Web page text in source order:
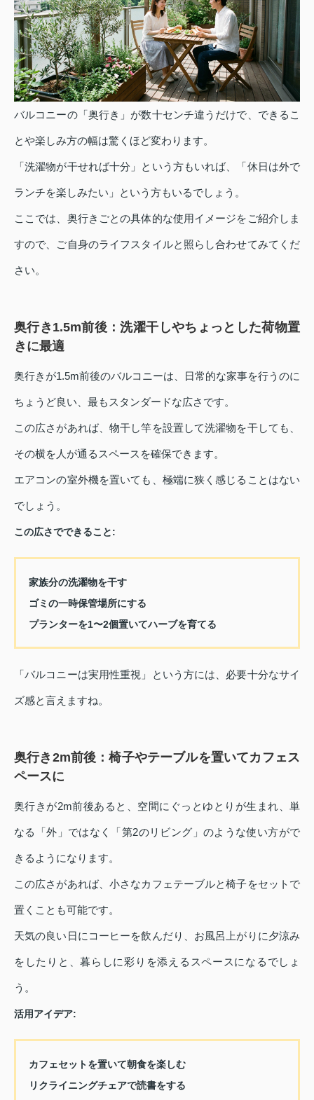
バルコニーの「奥行き」が数十センチ違うだけで、できるこ
とや楽しみ方の幅は驚くほど変わります。
「洗濯物が干せれば十分」という方もいれば、「休日は外で
ランチを楽しみたい」という方もいるでしょう。
ここでは、奥行きごとの具体的な使用イメージをご紹介しま
すので、ご自身のライフスタイルと照らし合わせてみてくだ
さい。
奥行き1.5m前後：洗濯干しやちょっとした荷物置
きに最適
奥行きが1.5m前後のバルコニーは、日常的な家事を行うのに
ちょうど良い、最もスタンダードな広さです。
この広さがあれば、物干し竿を設置して洗濯物を干しても、
その横を人が通るスペースを確保できます。
エアコンの室外機を置いても、極端に狭く感じることはない
でしょう。
この広さでできること:
家族分の洗濯物を干す
ゴミの一時保管場所にする
プランターを1〜2個置いてハーブを育てる
「バルコニーは実用性重視」という方には、必要十分なサイ
ズ感と言えますね。
奥行き2m前後：椅子やテーブルを置いてカフェス
ペースに
奥行きが2m前後あると、空間にぐっとゆとりが生まれ、単
なる「外」ではなく「第2のリビング」のような使い方がで
きるようになります。
この広さがあれば、小さなカフェテーブルと椅子をセットで
置くことも可能です。
天気の良い日にコーヒーを飲んだり、お風呂上がりに夕涼み
をしたりと、暮らしに彩りを添えるスペースになるでしょ
う。
活用アイデア:
カフェセットを置いて朝食を楽しむ
リクライニングチェアで読書をする